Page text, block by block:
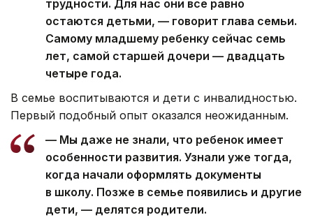
трудности. Для нас они все равно
остаются детьми, — говорит глава семьи.
Самому младшему ребенку сейчас семь
лет, самой старшей дочери — двадцать
четыре года.
В семье воспитываются и дети с инвалидностью.
Первый подобный опыт оказался неожиданным.
— Мы даже не знали, что ребенок имеет
особенности развития. Узнали уже тогда,
когда начали оформлять документы
в школу. Позже в семье появились и другие
дети, — делятся родители.